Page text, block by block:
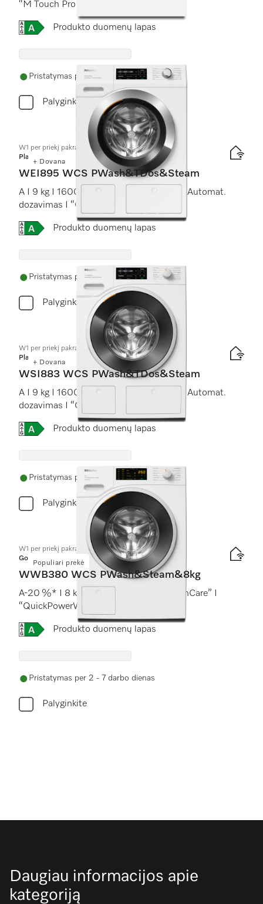
“M Touch Pro” I “SmartMatic”
Online Label Flag, Energijos vartojimo efektyvumo
Produkto duomenų lapas
Pristatymas per 2 - 7 darbo dienas
Palyginkite
+ Dovana
W1 per priekį pakraunama skalbyklė:
Platinum
WEI895 WCS PWash&TDos&Steam
A I 9 kg I 1600 sūk./min I “SteamCare” I Automat.
dozavimas I “QuickPowerWash”
Online Label Flag, Energijos vartojimo efektyvumo
Produkto duomenų lapas
Pristatymas per 7 - 14 dienų
Palyginkite
+ Dovana
W1 per priekį pakraunama skalbyklė:
Platinum
WSI883 WCS PWash&TDos&Steam
A I 9 kg I 1600 sūk./min I “SteamCare” I Automat.
dozavimas I “QuickPowerWash”
Online Label Flag, Energijos vartojimo efektyvumo
Produkto duomenų lapas
Pristatymas per 2 - 7 darbo dienas
Palyginkite
Populiari prekė
W1 per priekį pakraunama skalbyklė:
Gold
WWB380 WCS PWash&Steam&8kg
A-20 %* I 8 kg I 1400 sūk./min I “SteamCare” I
“QuickPowerWash” I “Miele@home”
Online Label Flag, Energijos vartojimo efektyvumo
Produkto duomenų lapas
Pristatymas per 2 - 7 darbo dienas
Palyginkite
Daugiau informacijos apie
kategoriją